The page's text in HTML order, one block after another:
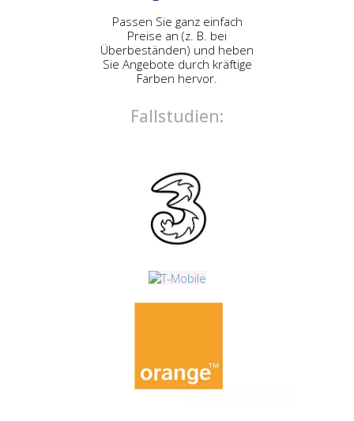
Passen Sie ganz einfach
Preise an (z. B. bei
Überbeständen) und heben
Sie Angebote durch kräftige
Farben hervor.
Fallstudien: